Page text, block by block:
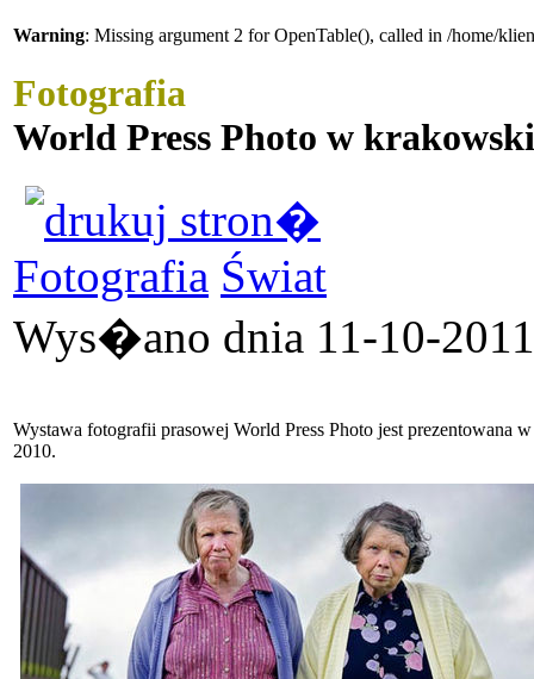
Warning: Missing argument 2 for OpenTable(), called in /home/
Fotografia
World Press Photo w
Fotografia Świat
Wys�ano dnia 11-10-
Wystawa fotografii prasowej World Press Photo jest prezentowana
2010.